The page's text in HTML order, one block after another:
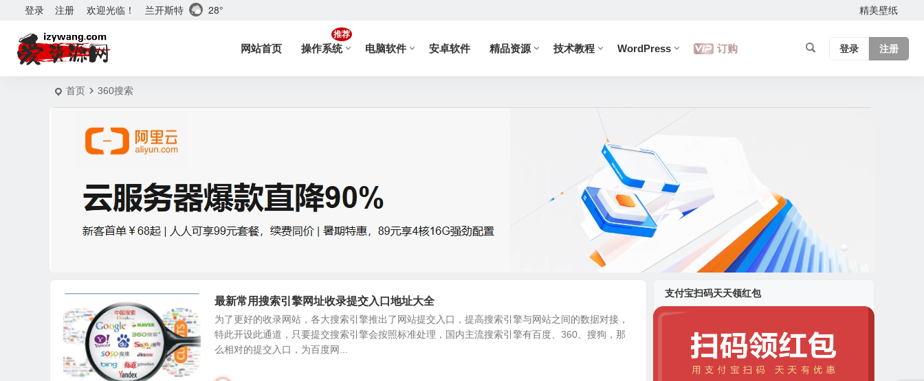
欢迎光临！
登录 注册 兰开斯特 28° 精美壁纸
网站首页 操作系统
推荐
电脑软件 安卓软件 精品资源 技术教程 WordPress 订购 登录 注册
首页 360搜索
最新常用搜索引擎网址收录提交入口地址大全
为了更好的收录网站，各大搜索引擎推出了网站提交入口，提高搜索引擎与网站之间的数据对接，
特此开设此通道，只要提交搜索引擎会按照标准处理，国内主流搜索引擎有百度、360、搜狗，那
么相对的提交入口，为百度网...
支付宝扫码天天领红包